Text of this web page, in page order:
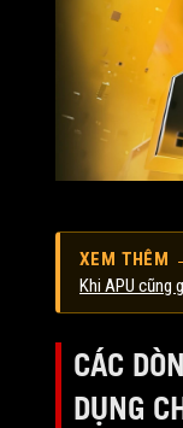
XEM
Khi APU cũng
CÁC
DỤNG